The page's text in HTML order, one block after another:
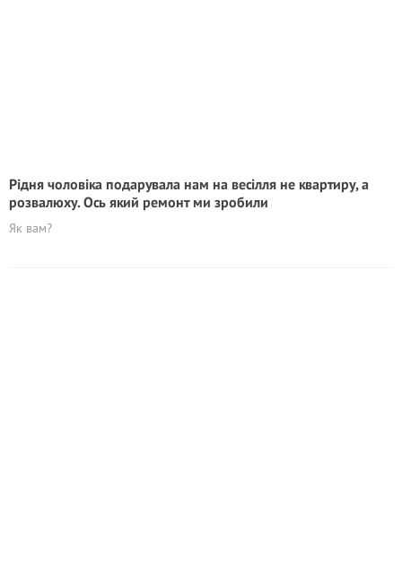
Рідня чоловіка подарувала нам на весілля не квартиру, а
розвалюху. Ось який ремонт ми зробили
Як вам?